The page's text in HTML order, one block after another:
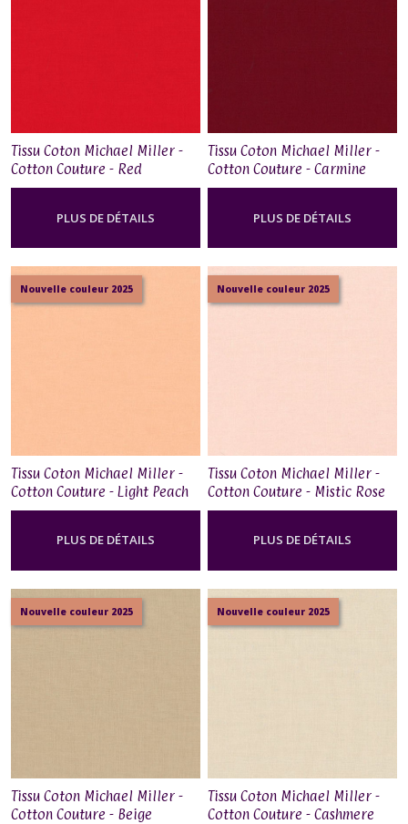
Tissu Coton Michael Miller -
Cotton Couture - Red
PLUS DE DÉTAILS
Tissu Coton Michael Miller -
Cotton Couture - Carmine
PLUS DE DÉTAILS
Nouvelle couleur 2025
Tissu Coton Michael Miller -
Cotton Couture - Light Peach
PLUS DE DÉTAILS
Nouvelle couleur 2025
Tissu Coton Michael Miller -
Cotton Couture - Mistic Rose
PLUS DE DÉTAILS
Nouvelle couleur 2025
Tissu Coton Michael Miller -
Cotton Couture - Beige
Nouvelle couleur 2025
Tissu Coton Michael Miller -
Cotton Couture - Cashmere